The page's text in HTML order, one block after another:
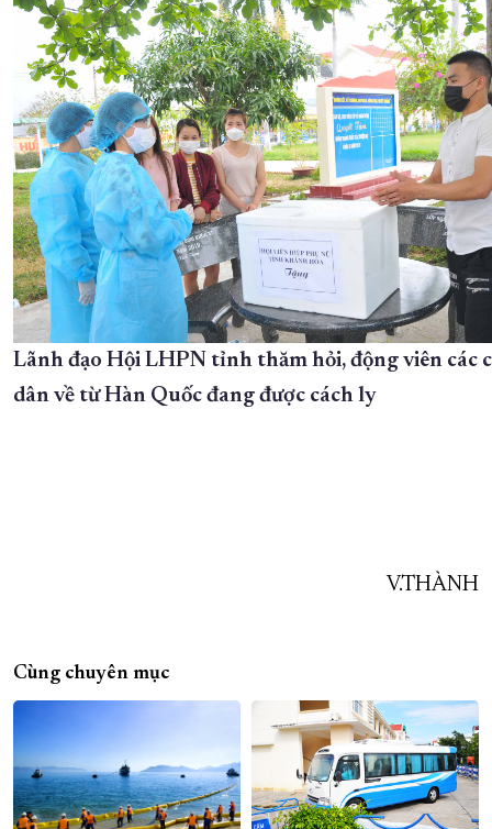
Lãnh đạo Hội LHPN tỉnh thăm hỏi, động viên các
dân về từ Hàn Quốc đang được cách ly
V.THÀNH
Cùng chuyên mục